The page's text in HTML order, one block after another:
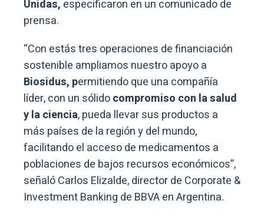
Unidas, especificaron en un comunicado de
prensa.
“Con estás tres operaciones de financiación
sostenible ampliamos nuestro apoyo a
Biosidus, permitiendo que una compañía
líder, con un sólidocompromiso con la salud
y la ciencia, pueda llevar sus productos a
más países de la región y del mundo,
facilitando el acceso de medicamentos a
poblaciones de bajos recursos económicos”,
señaló Carlos Elizalde, director de Corporate &
Investment Banking de BBVA en Argentina.